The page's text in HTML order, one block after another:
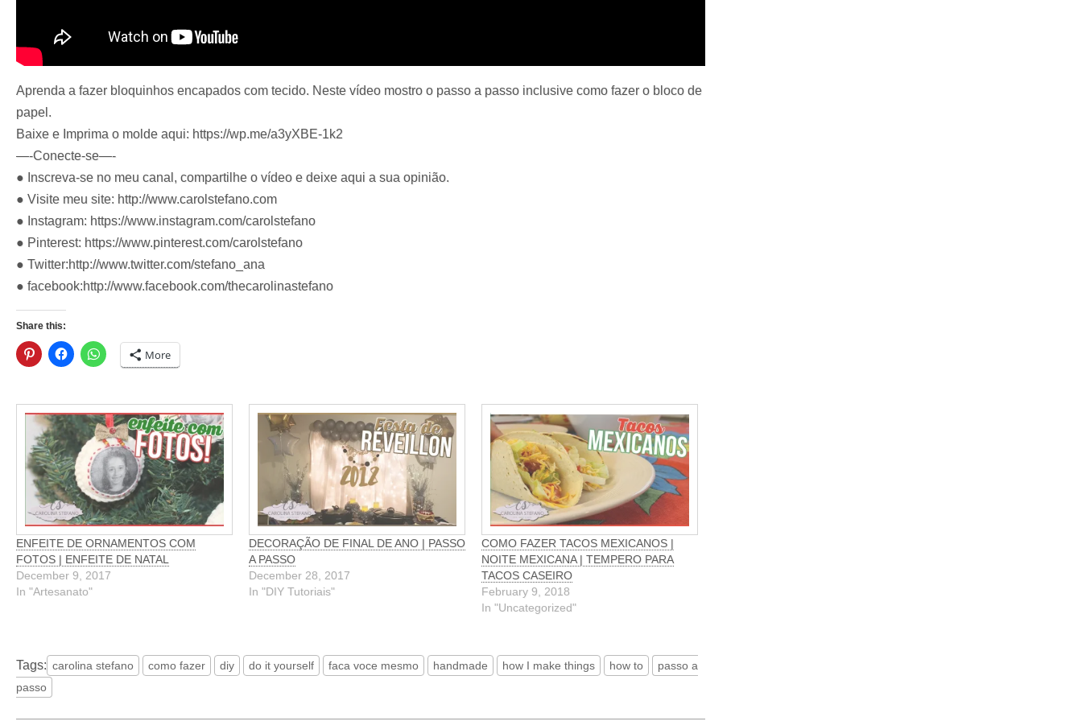
Aprenda a fazer bloquinhos encapados com tecido. Neste vídeo mostro o passo a passo inclusive como fazer o bloco de
papel.
Baixe e Imprima o molde aqui: https://wp.me/a3yXBE-1k2
—-Conecte-se—-
● ‎Inscreva-se no meu canal, compartilhe o vídeo e deixe aqui a sua opinião.
● Visite meu site: http://www.carolstefano.com
● Instagram: https://www.instagram.com/carolstefano
● Pinterest: https://www.pinterest.com/carolstefano
● Twitter:http://www.twitter.com/stefano_ana
● facebook:http://www.facebook.com/thecarolinastefano
Share this:
More
ENFEITE DE ORNAMENTOS COM
FOTOS | ENFEITE DE NATAL
December 9, 2017
In "Artesanato"
DECORAÇÃO DE FINAL DE ANO | PASSO
A PASSO
December 28, 2017
In "DIY Tutoriais"
COMO FAZER TACOS MEXICANOS |
NOITE MEXICANA | TEMPERO PARA
TACOS CASEIRO
February 9, 2018
In "Uncategorized"
Tags: carolina stefano como fazer diy do it yourself faca voce mesmo handmade how I make things how to
passo a
passo